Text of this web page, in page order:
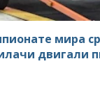
мира
двигали